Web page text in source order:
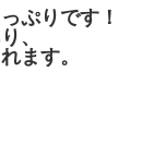
ぷりです！
、
ます。